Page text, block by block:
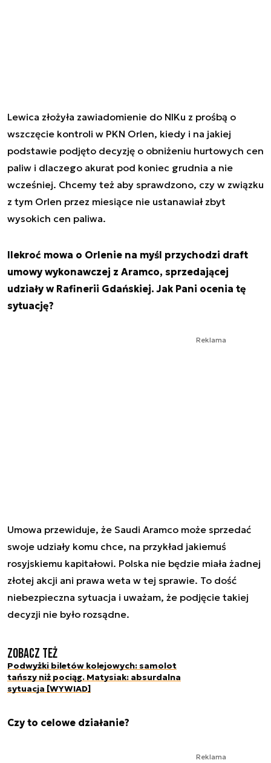
Lewica złożyła zawiadomienie do NIKu z prośbą o
wszczęcie kontroli w PKN Orlen, kiedy i na jakiej
podstawie podjęto decyzję o obniżeniu hurtowych cen
paliw i dlaczego akurat pod koniec grudnia a nie
wcześniej. Chcemy też aby sprawdzono, czy w związku
z tym Orlen przez miesiące nie ustanawiał zbyt
wysokich cen paliwa.
Ilekroć mowa o Orlenie na myśl przychodzi draft
umowy wykonawczej z Aramco, sprzedającej
udziały w Rafinerii Gdańskiej. Jak Pani ocenia tę
sytuację?
Reklama
Umowa przewiduje, że Saudi Aramco może sprzedać
swoje udziały komu chce, na przykład jakiemuś
rosyjskiemu kapitałowi. Polska nie będzie miała żadnej
złotej akcji ani prawa weta w tej sprawie. To dość
niebezpieczna sytuacja i uważam, że podjęcie takiej
decyzji nie było rozsądne.
Zobacz też
Podwyżki biletów kolejowych: samolot
tańszy niż pociąg. Matysiak: absurdalna
sytuacja [WYWIAD]
Czy to celowe działanie?
Reklama